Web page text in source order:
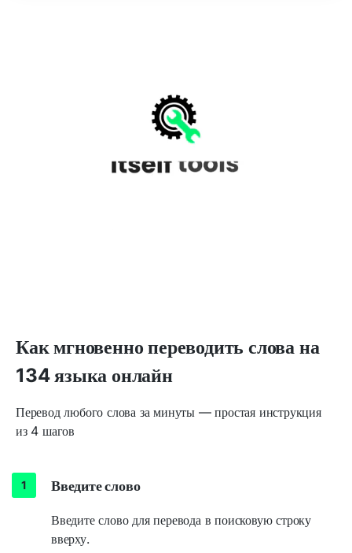
Как мгновенно переводить слова на
134 языка онлайн
Перевод любого слова за минуты — простая инструкция
из 4 шагов
Введите слово
Введите слово для перевода в поисковую строку
вверху.